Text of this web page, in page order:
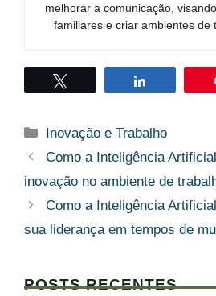
melhorar a comunicação,
familiares e criar ambientes de
Categorias
Inovação e Trabalho
Como a Inteligência
inovação no ambiente de
Como a Inteligência
sua liderança em tempos de
POSTS RECENTES